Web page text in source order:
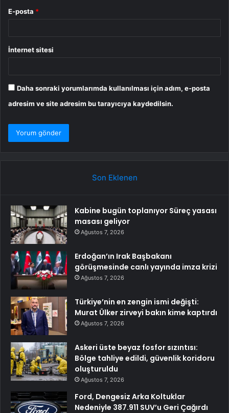
E-posta *
İnternet sitesi
Daha sonraki yorumlarımda kullanılması için adım, e-posta
adresim ve site adresim bu tarayıcıya kaydedilsin.
Son Eklenen
Kabine bugün toplanıyor Süreç yasası
masası geliyor
Ağustos 7, 2026
Erdoğan’ın Irak Başbakanı
görüşmesinde canlı yayında imza krizi
Ağustos 7, 2026
Türkiye’nin en zengin ismi değişti:
Murat Ülker zirveyi bakın kime kaptırdı
Ağustos 7, 2026
Askeri üste beyaz fosfor sızıntısı:
Bölge tahliye edildi, güvenlik koridoru
oluşturuldu
Ağustos 7, 2026
Ford, Dengesiz Arka Koltuklar
Nedeniyle 387.911 SUV’u Geri Çağırdı